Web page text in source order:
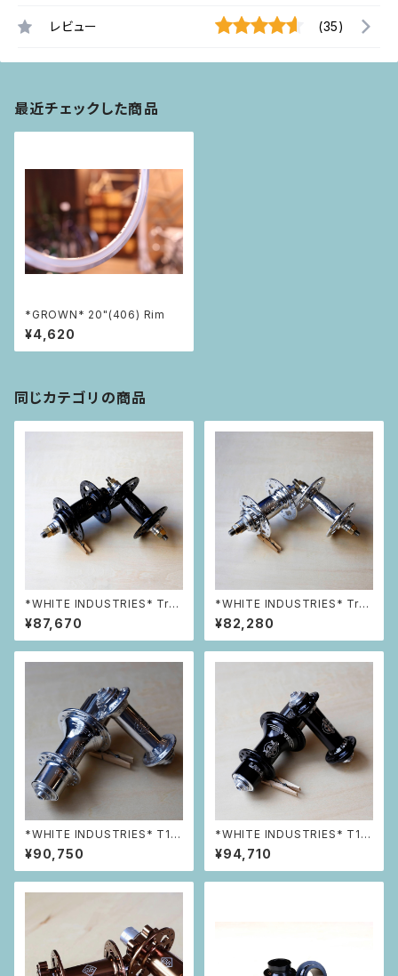
レビュー (35)
最近チェックした商品
*GROWN* 20"(406) Rim
¥4,620
同じカテゴリの商品
*WHITE INDUSTRIES* Trac
k Hub 前後セット (32h Black)
¥87,670
*WHITE INDUSTRIES* Trac
k Hub 前後セット (32h Silve
r)
¥82,280
*WHITE INDUSTRIES* T11
前後セット (32h Silver)
¥90,750
*WHITE INDUSTRIES* T11
前後セット (28h Black)
¥94,710